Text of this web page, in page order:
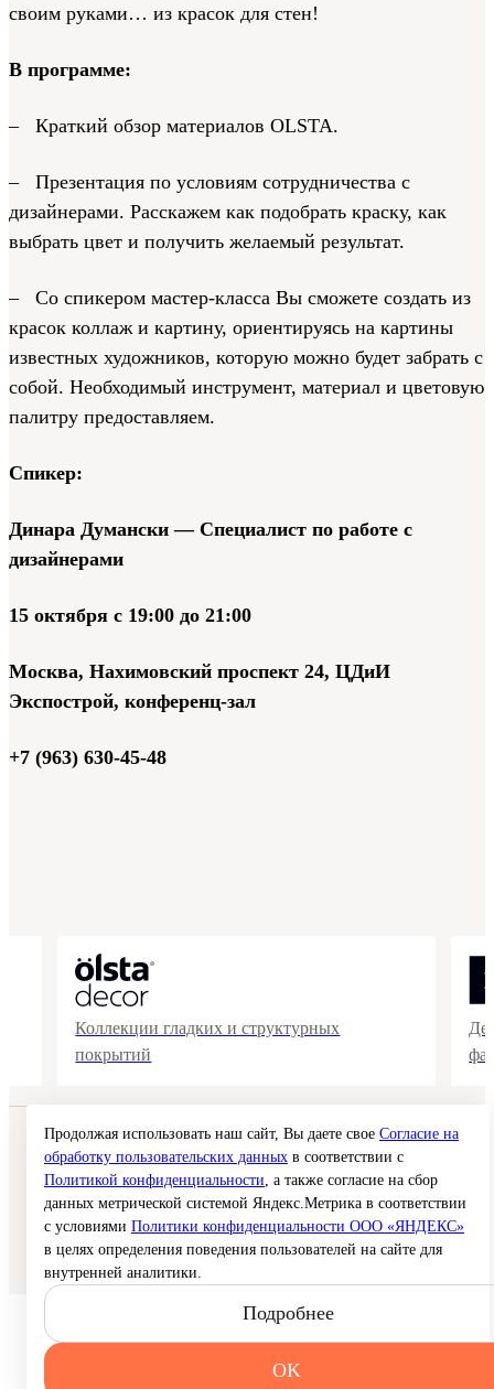
своим руками… из красок для стен!
В программе:
– Краткий обзор материалов OLSTA.
– Презентация по условиям сотрудничества с
дизайнерами. Расскажем как подобрать краску, как
выбрать цвет и получить желаемый результат.
– Со спикером мастер-класса Вы сможете создать из
красок коллаж и картину, ориентируясь на картины
известных художников, которую можно будет забрать с
собой. Необходимый инструмент, материал и цветовую
палитру предоставляем.
Спикер:
Динара Думански — Специалист по работе с
дизайнерами
15 октября с 19:00 до 21:00
Москва, Нахимовский проспект 24, ЦДиИ
Экспострой, конференц-зал
+7 (963) 630-45-48
Коллекции гладких и структурных
покрытий
© 2026 Interra Deco Group
Политика конфиденциальности
Согласие на обработку персональных данных
Публичная оферта
Карта сайта
Создание сайта —
Продолжая использовать наш сайт, Вы даете свое Согласие на
обработку пользовательских данных в соответствии с
Политикой конфиденциальности, а также согласие на сбор
данных метрической системой Яндекс.Метрика в соответствии
с условиями Политики конфиденциальности ООО «ЯНДЕКС»
в целях определения поведения пользователей на сайте для
внутренней аналитики.
Подробнее
OK